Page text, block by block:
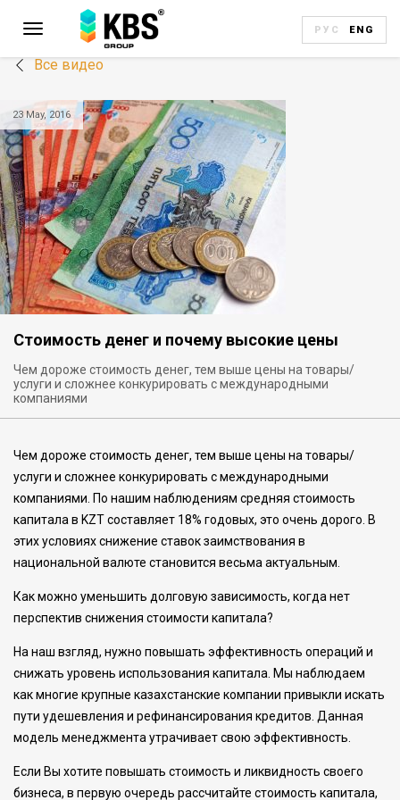
РУС ENG
Все видео
23 May, 2016
Стоимость денег и почему высокие цены
Чем дороже стоимость денег, тем выше цены на товары/
услуги и сложнее конкурировать с международными
компаниями
Чем дороже стоимость денег, тем выше цены на товары/
услуги и сложнее конкурировать с международными
компаниями. По нашим наблюдениям средняя стоимость
капитала в KZT составляет 18% годовых, это очень дорого. В
этих условиях снижение ставок заимствования в
национальной валюте становится весьма актуальным.
Как можно уменьшить долговую зависимость, когда нет
перспектив снижения стоимости капитала?
На наш взгляд, нужно повышать эффективность операций и
снижать уровень использования капитала. Мы наблюдаем
как многие крупные казахстанские компании привыкли искать
пути удешевления и рефинансирования кредитов. Данная
модель менеджмента утрачивает свою эффективность.
Если Вы хотите повышать стоимость и ликвидность своего
бизнеса, в первую очередь рассчитайте стоимость капитала,